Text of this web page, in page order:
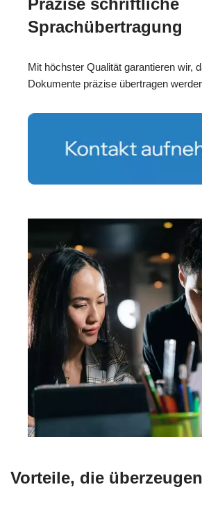
Sprachübertragung
Mit höchster Qualität garantieren wir,
Dokumente präzise übertragen
Vorteile, die